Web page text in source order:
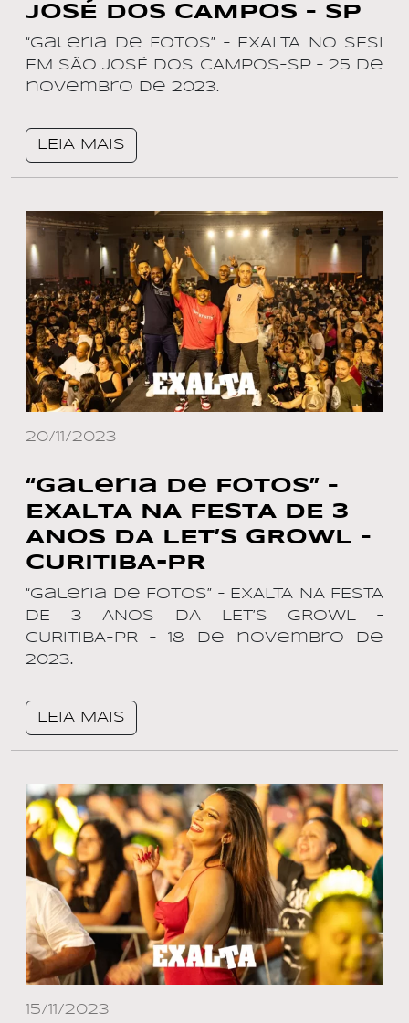
JOSÉ DOS CAMPOS – SP
“Galeria de Fotos” – EXALTA NO SESI
EM SÃO JOSÉ DOS CAMPOS-SP – 25 de
novembro de 2023.
LEIA MAIS
20/11/2023
“Galeria de Fotos” –
EXALTA NA FESTA DE 3
ANOS DA LET’S GROWL –
CURITIBA-PR
“Galeria de Fotos” – EXALTA NA FESTA
DE 3 ANOS DA LET’S GROWL –
CURITIBA-PR – 18 de novembro de
2023.
LEIA MAIS
15/11/2023